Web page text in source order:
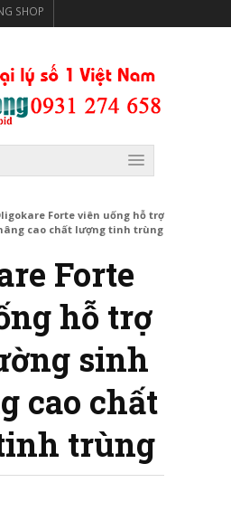
SHOP
Forte viên uống hỗ trợ
cao chất lượng tinh trùng
Forte
hỗ trợ
sinh
cao chất
trùng